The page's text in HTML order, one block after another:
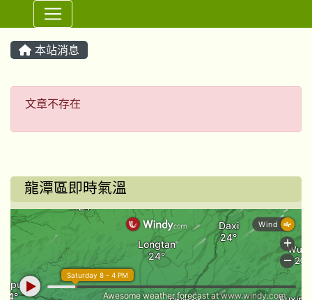
⏸
本站消息
文章不存在
文章不存在
龍潭區即時氣溫